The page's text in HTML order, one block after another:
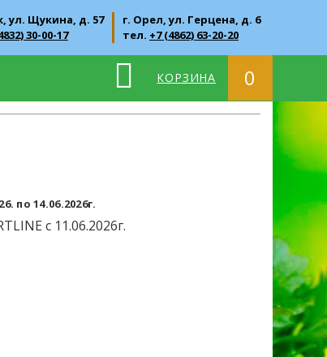
ул. Щукина, д. 57
30-00-17
г. Орел, ул. Герцена, д. 6
тел. +7 (4862) 63-20-20
КОРЗИНА 0
по 14.06.2026г.
с 11.06.2026г.